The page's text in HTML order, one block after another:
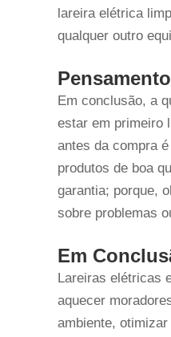
lareira elétrica
qualquer outro
Em conclusão, a
estar em primeiro
antes da compra
produtos de boa
garantia; porque,
sobre problemas
Em
Lareiras elétricas
aquecer
ambiente,